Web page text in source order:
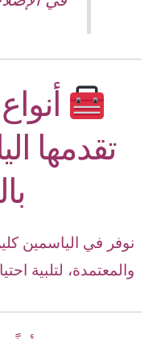
تقدمها
نوفر في الياسمين
والمعتمدة، لتلبية